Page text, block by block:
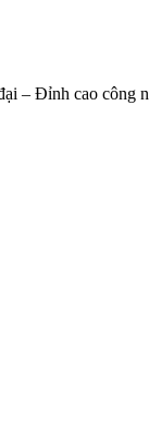
– Đỉnh cao công